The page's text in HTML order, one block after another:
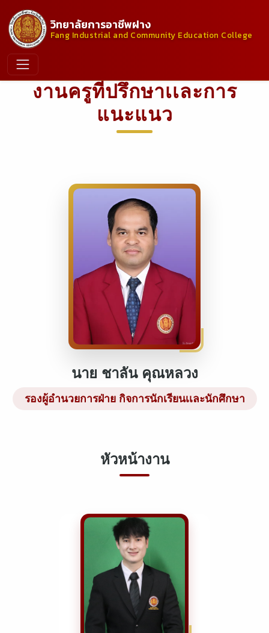
วิทยาลัยการอาชีพฝาง
Fang Industrial and Community Education College
งานครูที่ปรึกษาเเละการ
แนะแนว
นาย ชาลัน คุณหลวง
รองผู้อำนวยการฝ่าย กิจการนักเรียนเเละนักศึกษา
หัวหน้างาน